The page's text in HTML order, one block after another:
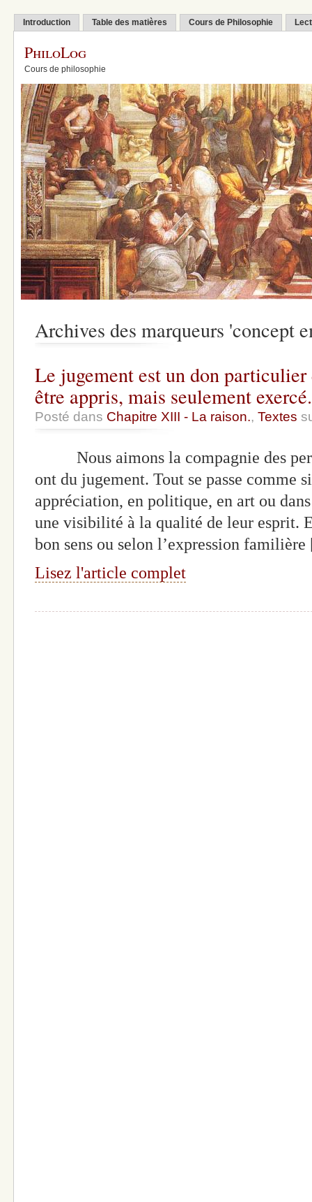
Introduction Table des matières Cours de Philosophie
PhiloLog
Cours de philosophie
Archives des marqueurs 'concept
Le jugement est un don
être appris, mais seulement
Posté dans Chapitre XIII - La raison., Textes
Nous aimons la compagnie des
ont du jugement. Tout se passe comme
appréciation, en politique, en art ou
une visibilité à la qualité de leur esprit.
bon sens ou selon l’expression
Lisez l'article complet